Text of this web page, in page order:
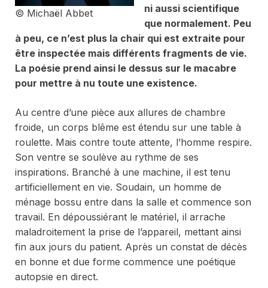
© Michaël Abbet
ni aussi scientifique
que normalement. Peu
à peu, ce n’est plus la chair qui est extraite pour
être inspectée mais différents fragments de vie.
La poésie prend ainsi le dessus sur le macabre
pour mettre à nu toute une existence.
Au centre d’une pièce aux allures de chambre
froide, un corps blême est étendu sur une table à
roulette. Mais contre toute attente, l’homme respire.
Son ventre se soulève au rythme de ses
inspirations. Branché à une machine, il est tenu
artificiellement en vie. Soudain, un homme de
ménage bossu entre dans la salle et commence son
travail. En dépoussiérant le matériel, il arrache
maladroitement la prise de l’appareil, mettant ainsi
fin aux jours du patient. Après un constat de décès
en bonne et due forme commence une poétique
autopsie en direct.